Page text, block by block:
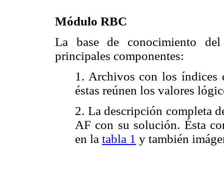
Módulo RBC
La base de conocimiento
principales componentes:
1. Archivos con los índices
éstas reúnen los valores
2. La descripción completa
AF con su solución. Ésta
en la tabla 1 y también